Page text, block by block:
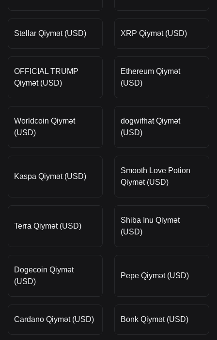
Stellar Qiymət (USD) XRP Qiymət (USD)
OFFICIAL TRUMP
Qiymət (USD)
Ethereum Qiymət
(USD)
Worldcoin Qiymət
(USD)
dogwifhat Qiymət
(USD)
Kaspa Qiymət (USD)
Smooth Love Potion
Qiymət (USD)
Terra Qiymət (USD)
Shiba Inu Qiymət
(USD)
Dogecoin Qiymət
(USD)
Pepe Qiymət (USD)
Cardano Qiymət (USD) Bonk Qiymət (USD)